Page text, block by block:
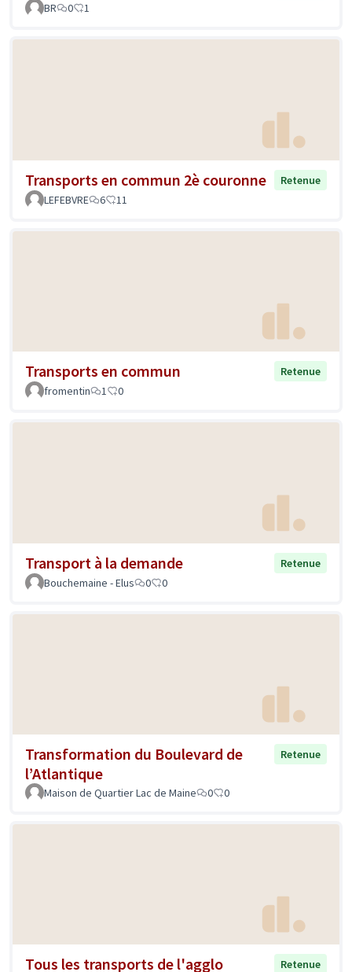
BR
0 1
Transports en commun 2è couronne
Retenue
LEFEBVRE
6 11
Transports en commun
Retenue
fromentin
1 0
Transport à la demande
Retenue
Bouchemaine - Elus
0 0
Transformation du Boulevard de
l’Atlantique
Retenue
Maison de Quartier Lac de Maine 0 0
Tous les transports de l'agglo Retenue